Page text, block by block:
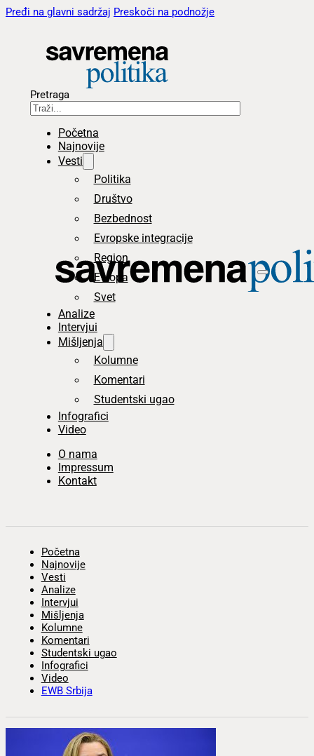
Pređi na glavni sadržaj Preskoči na podnožje
Pretraga
Početna
Najnovije
Vesti
Politika
Društvo
Bezbednost
Evropske integracije
Region
Evropa
Svet
Analize
Intervjui
Mišljenja
Kolumne
Komentari
Studentski ugao
Infografici
Video
O nama
Impressum
Kontakt
Početna
Najnovije
Vesti
Analize
Intervjui
Mišljenja
Kolumne
Komentari
Studentski ugao
Infografici
Video
EWB Srbija